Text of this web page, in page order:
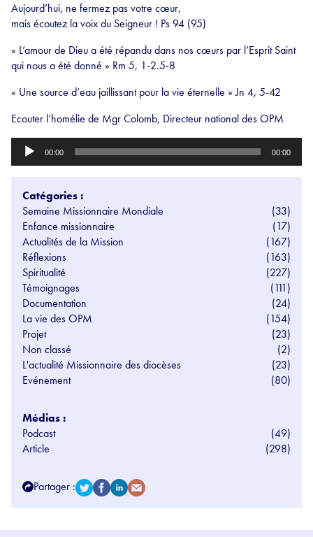
Aujourd’hui, ne fermez pas votre cœur,
mais écoutez la voix du Seigneur ! Ps 94 (95)
« L’amour de Dieu a été répandu dans nos cœurs par l’Esprit Saint
qui nous a été donné » Rm 5, 1-2.5-8
« Une source d’eau jaillissant pour la vie éternelle » Jn 4, 5-42
Ecouter l’homélie de Mgr Colomb, Directeur national des OPM
Lecteur
audio
00:00 00:00
Catégories :
Semaine Missionnaire Mondiale
(33)
Enfance missionnaire
(17)
Actualités de la Mission
(167)
Réflexions
(163)
Spiritualité
(227)
Témoignages
(111)
Documentation
(24)
La vie des OPM
(154)
Projet
(23)
Non classé
(2)
L'actualité Missionnaire des diocèses
(23)
Evénement
(80)
Médias :
Podcast
(49)
Article
(298)
Partager :